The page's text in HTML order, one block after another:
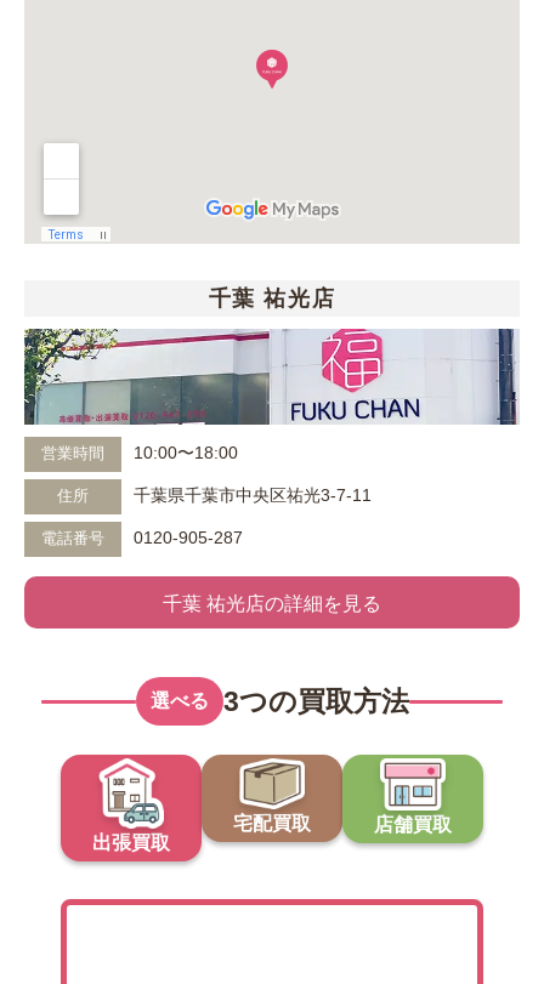
千葉 祐光店
営業時間 10:00〜18:00
住所 千葉県千葉市中央区祐光3-7-11
電話番号 0120-905-287
千葉 祐光店の詳細を見る
選べる 3つの買取方法
出張買取
宅配買取 店舗買取